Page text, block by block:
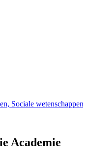
Sociale
Academie